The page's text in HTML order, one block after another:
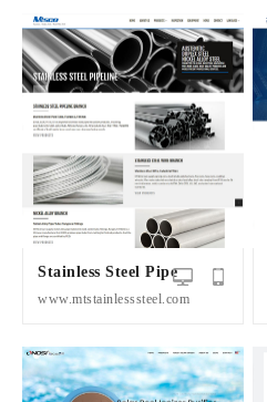
Stainless Steel Pipe
www.mtstainlesssteel.com